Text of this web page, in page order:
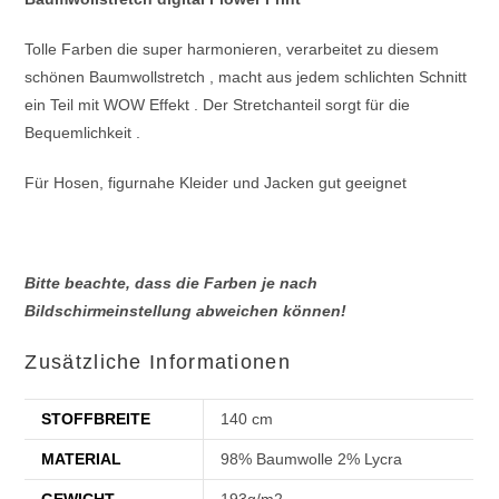
Tolle Farben die super harmonieren, verarbeitet zu diesem
schönen Baumwollstretch , macht aus jedem schlichten Schnitt
ein Teil mit WOW Effekt . Der Stretchanteil sorgt für die
Bequemlichkeit .
Für Hosen, figurnahe Kleider und Jacken gut geeignet
Bitte beachte, dass die Farben je nach
Bildschirmeinstellung abweichen können!
Zusätzliche Informationen
STOFFBREITE 140 cm
MATERIAL 98% Baumwolle 2% Lycra